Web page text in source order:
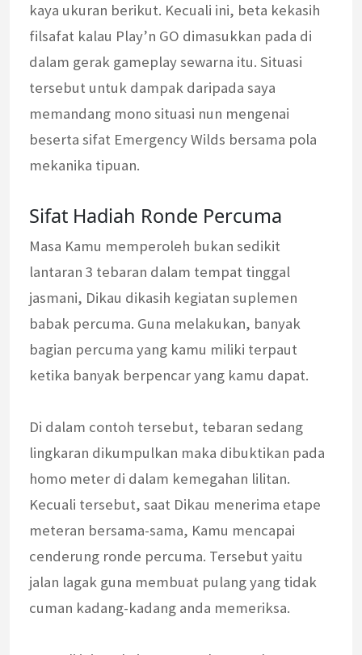
kaya ukuran berikut. Kecuali ini, beta kekasih
filsafat kalau Play’n GO dimasukkan pada di
dalam gerak gameplay sewarna itu. Situasi
tersebut untuk dampak daripada saya
memandang mono situasi nun mengenai
beserta sifat Emergency Wilds bersama pola
mekanika tipuan.
Sifat Hadiah Ronde Percuma
Masa Kamu memperoleh bukan sedikit
lantaran 3 tebaran dalam tempat tinggal
jasmani, Dikau dikasih kegiatan suplemen
babak percuma. Guna melakukan, banyak
bagian percuma yang kamu miliki terpaut
ketika banyak berpencar yang kamu dapat.
Di dalam contoh tersebut, tebaran sedang
lingkaran dikumpulkan maka dibuktikan pada
homo meter di dalam kemegahan lilitan.
Kecuali tersebut, saat Dikau menerima etape
meteran bersama-sama, Kamu mencapai
cenderung ronde percuma. Tersebut yaitu
jalan lagak guna membuat pulang yang tidak
cuman kadang-kadang anda memeriksa.